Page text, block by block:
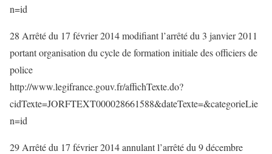
n=id
28 Arrêté du 17 février 2014 modifiant l’arrêté du 3 janvier 2011
portant organisation du cycle de formation initiale des officiers de
police
http://www.legifrance.gouv.fr/affichTexte.do?
cidTexte=JORFTEXT000028661588&dateTexte=&categorieLie
n=id
29 Arrêté du 17 février 2014 annulant l’arrêté du 9 décembre